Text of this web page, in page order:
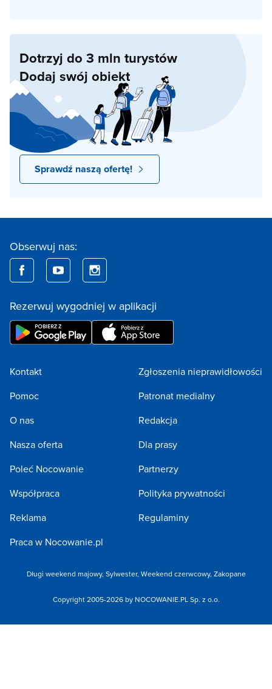
Dotrzyj do 3 mln turystów
Dodaj swój obiekt
Sprawdź naszą ofertę!
Obserwuj nas:
Rezerwuj wygodniej w aplikacji
Kontakt
Pomoc
O nas
Nasza oferta
Poleć Nocowanie
Współpraca
Reklama
Praca w Nocowanie.pl
Zgłoszenia nieprawidłowości
Patronat medialny
Redakcja
Dla prasy
Partnerzy
Polityka prywatności
Regulaminy
Długi weekend majowy, Sylwester, Weekend czerwcowy, Zakopane
Copyright 2005-2026 by NOCOWANIE.PL Sp. z o.o.